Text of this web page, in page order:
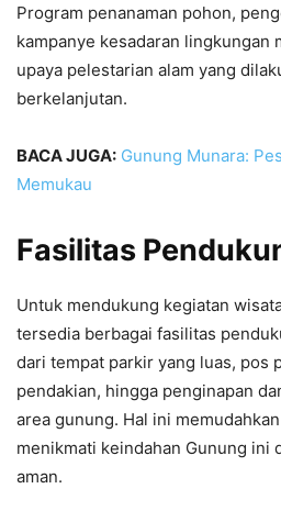
Program penanaman pohon,
kampanye kesadaran lingkungan
upaya pelestarian alam yang
berkelanjutan.
BACA JUGA: Gunung Munara:
Memukau
Fasilitas
Untuk mendukung kegiatan
tersedia berbagai fasilitas
dari tempat parkir yang luas, pos
pendakian, hingga penginapan
area gunung. Hal ini
menikmati keindahan Gunung ini
aman.